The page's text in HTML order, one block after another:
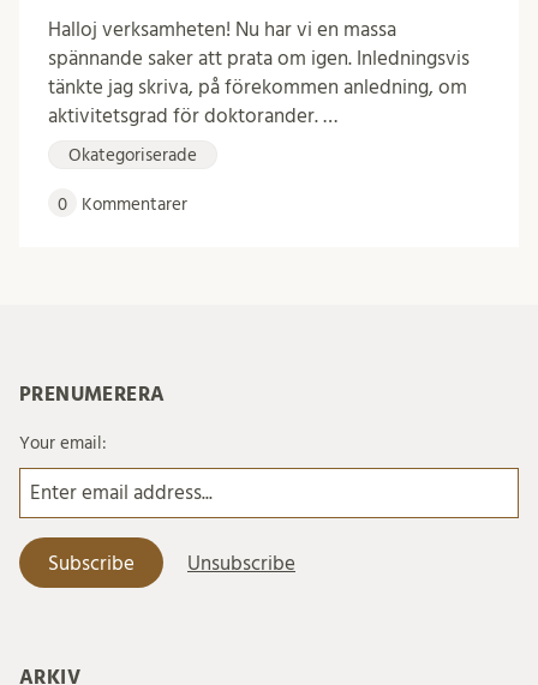
Halloj verksamheten! Nu har vi en massa
spännande saker att prata om igen. Inledningsvis
tänkte jag skriva, på förekommen anledning, om
aktivitetsgrad för doktorander. …
Okategoriserade
0 Kommentarer
PRENUMERERA
Your email:
ARKIV